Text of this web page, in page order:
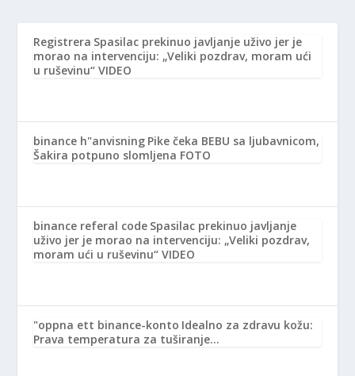
Registrera Spasilac prekinuo javljanje uživo jer je
morao na intervenciju: „Veliki pozdrav, moram ući
u ruševinu“ VIDEO
binance h"anvisning Pike čeka BEBU sa ljubavnicom,
Šakira potpuno slomljena FOTO
binance referal code Spasilac prekinuo javljanje
uživo jer je morao na intervenciju: „Veliki pozdrav,
moram ući u ruševinu“ VIDEO
"oppna ett binance-konto Idealno za zdravu kožu:
Prava temperatura za tuširanje…